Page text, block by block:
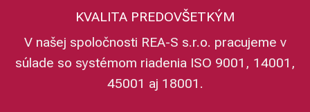
KVALITA PREDOVŠETKÝM
V našej spoločnosti REA-S s.r.o. pracujeme v
súlade so systémom riadenia ISO 9001, 14001,
45001 aj 18001.